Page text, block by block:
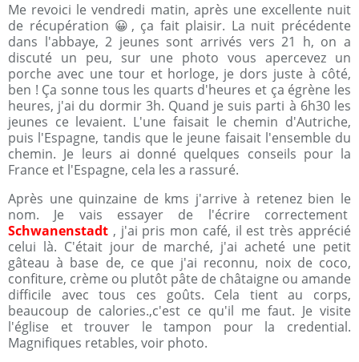
Me revoici le vendredi matin, après une excellente nuit
de récupération 😀, ça fait plaisir. La nuit précédente
dans l'abbaye, 2 jeunes sont arrivés vers 21 h, on a
discuté un peu, sur une photo vous apercevez un
porche avec une tour et horloge, je dors juste à côté,
ben ! Ça sonne tous les quarts d'heures et ça égrène les
heures, j'ai du dormir 3h. Quand je suis parti à 6h30 les
jeunes ce levaient. L'une faisait le chemin d'Autriche,
puis l'Espagne, tandis que le jeune faisait l'ensemble du
chemin. Je leurs ai donné quelques conseils pour la
France et l'Espagne, cela les a rassuré.
Après une quinzaine de kms j'arrive à retenez bien le
nom. Je vais essayer de l'écrire correctement
Schwanenstadt , j'ai pris mon café, il est très apprécié
celui là. C'était jour de marché, j'ai acheté une petit
gâteau à base de, ce que j'ai reconnu, noix de coco,
confiture, crème ou plutôt pâte de châtaigne ou amande
difficile avec tous ces goûts. Cela tient au corps,
beaucoup de calories.,c'est ce qu'il me faut. Je visite
l'église et trouver le tampon pour la credential.
Magnifiques retables, voir photo.